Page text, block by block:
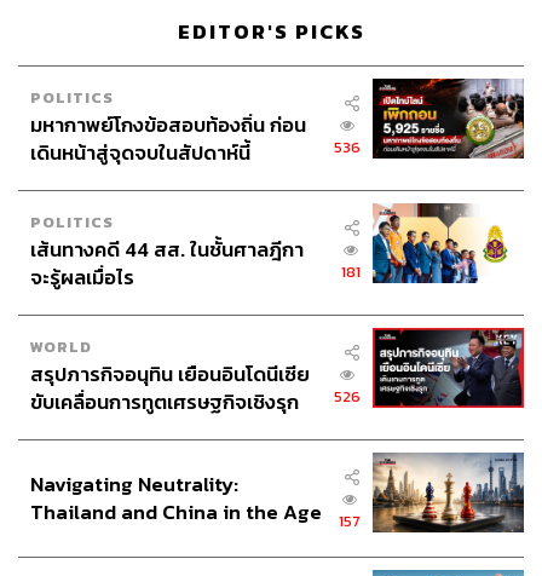
EDITOR'S PICKS
POLITICS
มหากาพย์โกงข้อสอบท้องถิ่น ก่อน
เดินหน้าสู่จุดจบในสัปดาห์นี้
536
POLITICS
เส้นทางคดี 44 สส. ในชั้นศาลฎีกา
จะรู้ผลเมื่อไร
181
WORLD
สรุปภารกิจอนุทิน เยือนอินโดนีเซีย
ขับเคลื่อนการทูตเศรษฐกิจเชิงรุก
526
Navigating Neutrality:
Thailand and China in the Age
157